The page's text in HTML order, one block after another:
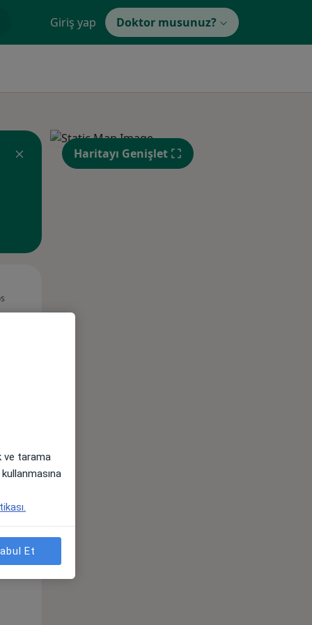
Giriş yap Doktor musunuz?
11 Ağustos
Haritayı Genişlet
ve tarama
Et